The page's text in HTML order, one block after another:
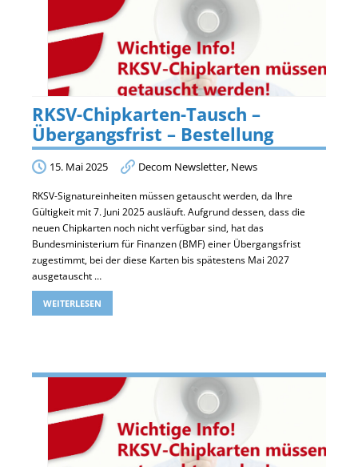
RKSV-Chipkarten-Tausch –
Übergangsfrist – Bestellung
15. Mai 2025 Decom Newsletter, News
RKSV-Signatureinheiten müssen getauscht werden, da Ihre
Gültigkeit mit 7. Juni 2025 ausläuft. Aufgrund dessen, dass die
neuen Chipkarten noch nicht verfügbar sind, hat das
Bundesministerium für Finanzen (BMF) einer Übergangsfrist
zugestimmt, bei der diese Karten bis spätestens Mai 2027
ausgetauscht …
WEITERLESEN